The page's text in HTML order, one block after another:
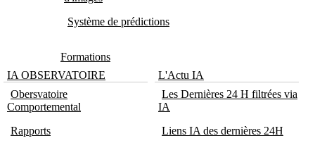
Système de prédictions
Formations
IA OBSERVATOIRE
Obersvatoire
Comportemental
Rapports
L'Actu IA
Les Dernières 24 H filtrées via
IA
Liens IA des dernières 24H